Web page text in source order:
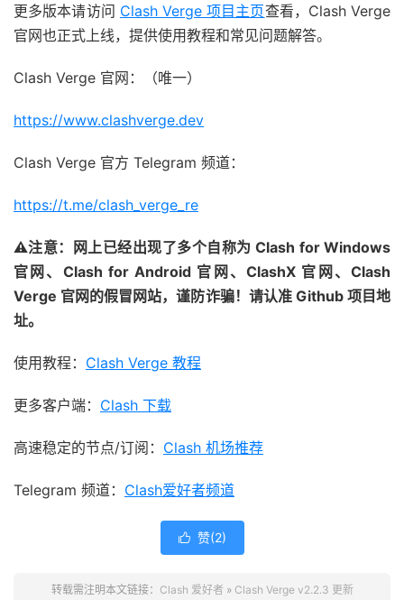
更多版本请访问 Clash Verge 项目主页查看，Clash Verge
官网也正式上线，提供使用教程和常见问题解答。
Clash Verge 官网：（唯一）
https://www.clashverge.dev
Clash Verge 官方 Telegram 频道：
https://t.me/clash_verge_re
⚠注意：网上已经出现了多个自称为 Clash for Windows
官网、Clash for Android 官网、ClashX 官网、Clash
Verge 官网的假冒网站，谨防诈骗！请认准 Github 项目地
址。
使用教程： Clash Verge 教程
更多客户端： Clash 下载
高速稳定的节点/订阅： Clash 机场推荐
Telegram 频道： Clash爱好者频道
 赞(2)
转载需注明本文链接： Clash 爱好者 » Clash Verge v2.2.3 更新